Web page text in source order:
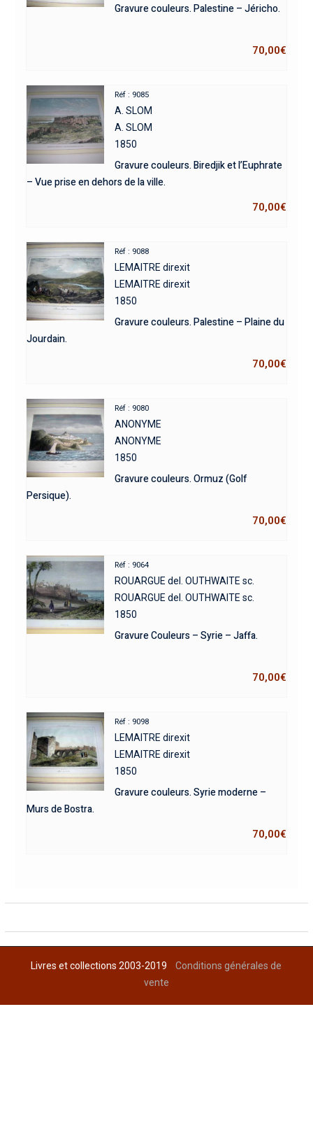
Gravure couleurs. Palestine – Jéricho.
70,00€
Réf : 9085
A. SLOM
A. SLOM
1850
Gravure couleurs. Biredjik et l’Euphrate
– Vue prise en dehors de la ville.
70,00€
Réf : 9088
LEMAITRE direxit
LEMAITRE direxit
1850
Gravure couleurs. Palestine – Plaine du
Jourdain.
70,00€
Réf : 9080
ANONYME
ANONYME
1850
Gravure couleurs. Ormuz (Golf
Persique).
70,00€
Réf : 9064
ROUARGUE del. OUTHWAITE sc.
ROUARGUE del. OUTHWAITE sc.
1850
Gravure Couleurs – Syrie – Jaffa.
70,00€
Réf : 9098
LEMAITRE direxit
LEMAITRE direxit
1850
Gravure couleurs. Syrie moderne –
Murs de Bostra.
70,00€
Livres et collections 2003-2019Conditions générales de
vente